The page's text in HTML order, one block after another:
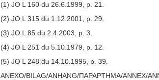
(1) JO L 160 du 26.6.1999, p. 21.
(2) JO L 315 du 1.12.2001, p. 29.
(3) JO L 85 du 2.4.2003, p. 3.
(4) JO L 251 du 5.10.1979, p. 12.
(5) JO L 248 du 14.10.1995, p. 39.
ANEXO/BILAG/ANHANG/ΠΑΡΑΡΤΗΜΑ/ANNEX/